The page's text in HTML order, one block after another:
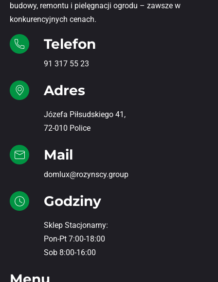
budowy, remontu i pielęgnacji ogrodu – zawsze w
konkurencyjnych cenach.
Telefon
91 317 55 23
Adres
Józefa Piłsudskiego 41,
72-010 Police
Mail
domlux@rozynscy.group
Godziny
Sklep Stacjonarny:
Pon-Pt 7:00-18:00
Sob 8:00-16:00